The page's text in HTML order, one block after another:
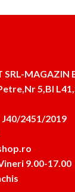
SRL-MAGAZIN
5,Bl
2451/2019
9.00-17.00